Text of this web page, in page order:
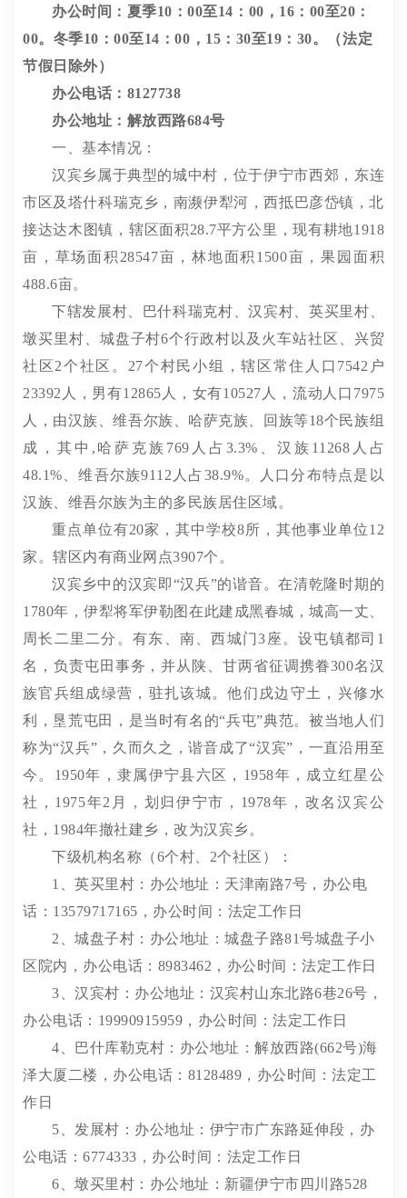
办公时间：夏季10：00至14：00，16：00至20：
00。冬季10：00至14：00，15：30至19：30。（法定
节假日除外）
办公电话： 8127738
办公地址：解放西路684号
一、基本情况：
汉宾乡属于典型的城中村 ，位于伊宁市西郊，东连
市区及塔什科瑞克乡，南濒伊犁河，西抵巴彦岱镇，北
接达达木图镇，辖区面积28.7平方公里，现有耕地1918
亩，草场面积 28547亩，林地面积 1500亩，果园面积
488.6亩。
下辖发展村、巴什科瑞克村、汉宾村、英买里村、
墩买里村、城盘子村6个行政村以及火车站社区、 兴贸
社区2个社区。 27个村民小组 ，辖区常住人口 7542 户
23392 人， 男有12865 人，女有10527 人， 流动人口 7975
人，由汉族、维吾尔族、哈萨克族、回族等18个民族组
成， 其中 , 哈萨克族 769 人 占 3.3% 、汉族 11268 人 占
48.1% 、维吾尔族9112 人 占38.9%。
人口分布特点是以
汉族、维吾尔族为主的多民族居住区域。
重点单位有20家，其中学校8所，其他事业单位12
家 。辖区内有商业网点3907个 。
汉宾乡中的汉宾即“汉兵”的谐音。在清乾隆时期的
1780年，伊犁将军伊勒图在此建成黑春城，城高一丈、
周长二里二分。有东、南、西城门3 座。设屯镇都司 1
名，负责屯田事务，并从陕、甘两省征调携眷300名汉
族官兵组成绿营，驻扎该城。他们戌边守土，兴修水
利，垦荒屯田，是当时有名的“兵屯”典范。被当地人们
称为“汉兵” ， 久而久之，谐音成了“汉宾” ， 一直沿用至
今。 1950年，隶属伊宁县六区 ， 1958年，成立红星公
社 ， 1975年2 月，划归伊宁市 ， 1978年，改名汉宾公
社 ， 1984年撤社建乡，改为汉宾乡。
下级机构名称（6个村、2个社区）：
1
、英买里村：办公地址：天津南路7号，办公电
话： 13579717165 ，办公时间：法定工作日
2 、城盘子村：办公地址：城盘子路81号城盘子小
区院内，办公电话： 8983462 ，办公时间：法定工作日
3 、汉宾村：办公地址：汉宾村山东北路6巷26号，
办公电话： 19990915959 ，办公时间：法定工作日
4 、巴什库勒克村：办公地址：解放西路(662号)海
泽大厦二楼，办公电话： 8128489 ，办公时间：法定工
作日
5 、发展村：办公地址：伊宁市广东路延伸段，办
公电话： 6774333 ，办公时间：法定工作日
6 、墩买里村：办公地址：新疆伊宁市四川路528